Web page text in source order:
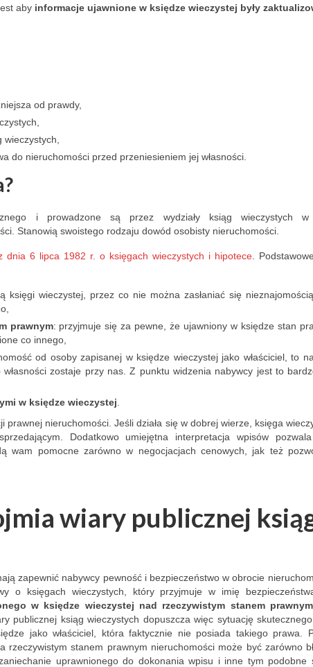
aby informacje ujawnione w księdze wieczystej były
od prawdy,
do nieruchomości przed przeniesieniem jej własności.
i prowadzone są przez wydziały ksiąg wieczystych w
Stanowią swoistego rodzaju dowód osobisty nieruchomości.
dnia 6 lipca 1982 r. o księgach wieczystych i hipotece .
księgi wieczystej, przez co nie można zasłaniać się
prawnym: przyjmuje się za pewne, że ujawniony w księdze stan
co innego,
od osoby zapisanej w księdze wieczystej jako właściciel, to
własności zostaje przy nas. Z punktu widzenia nabywcy jest to
w księdze wieczystej
nieruchomości. Jeśli działa się w dobrej wierze, księga
Dodatkowo umiejętna interpretacja wpisów
wam pomocne zarówno w negocjacjach cenowych, jak też
wiary publicznej
zapewnić nabywcy pewność i bezpieczeństwo w obrocie
o księgach wieczystych, który przyjmuje w imię
w księdze wieczystej nad rzeczywistym stanem
publicznej ksiąg wieczystych dopuszcza więc sytuację
jako właściciel, która faktycznie nie posiada takiego prawa.
rzeczywistym stanem prawnym nieruchomości może być zarówno
uprawnionego do dokonania wpisu i inne tym podobne
ago
stay at
in
Michał
to an
in the
my
a
arrival. I
for the
hoping
the
more
that I
the stay
8 months ago
– professional, dedicated,
explains everything
thoroughly, presents the
cares about the client.
Thanks to his help, the
entire process went
smoothly and without
8
extensive
entire process